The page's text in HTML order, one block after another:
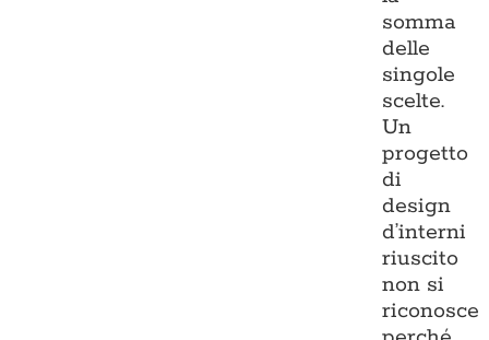
somma
delle
singole
scelte.
Un
progetto
di
design
d’interni
riuscito
non si
riconosce